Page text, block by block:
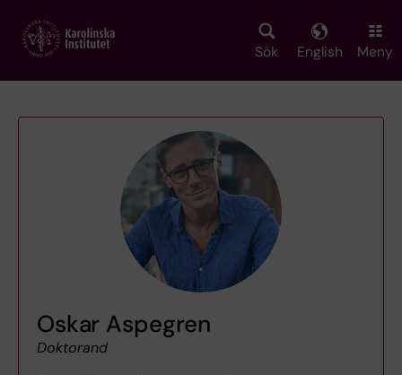
main
Sök English Meny
Oskar Aspegren
Doktorand